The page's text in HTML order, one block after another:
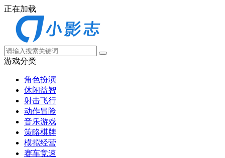
正在加载
游戏分类
角色扮演
休闲益智
射击飞行
动作冒险
音乐游戏
策略棋牌
模拟经营
赛车竞速